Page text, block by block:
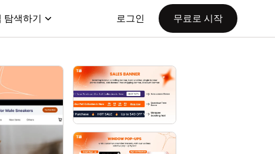
탐색하기 로그인 무료로 시작